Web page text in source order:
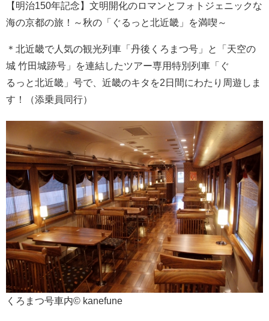
【明治150年記念】文明開化のロマンとフォトジェニックな
海の京都の旅！～秋の「ぐるっと北近畿」を満喫～
＊北近畿で人気の観光列車「丹後くろまつ号」と「天空の
城 竹田城跡号」を連結したツアー専用特別列車「ぐ
るっと北近畿」号で、近畿のキタを2日間にわたり周遊しま
す！（添乗員同行）
くろまつ号車内© kanefune